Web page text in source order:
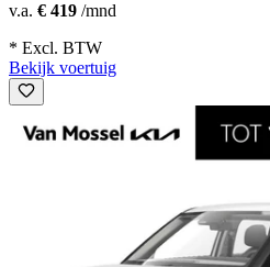
v.a. € 419 /mnd
* Excl. BTW
Bekijk voertuig